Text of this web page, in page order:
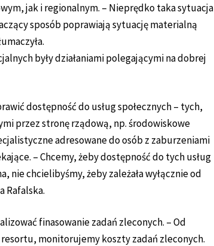
jak i regionalnym. – Nieprędko taka sytuacja
sposób poprawiają sytuację materialną
były działaniami polegającymi na dobrej
dostępność do usług społecznych – tych,
przez stronę rządową, np. środowiskowe
adresowane do osób z zaburzeniami
– Chcemy, żeby dostępność do tych usług
nie chcielibyśmy, żeby zależała wyłącznie od
Rafalska.
finasowanie zadań zleconych. – Od
monitorujemy koszty zadań zleconych.